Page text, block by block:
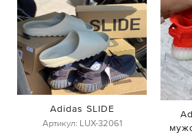
Adidas SLIDE
Артикул: LUX-32061